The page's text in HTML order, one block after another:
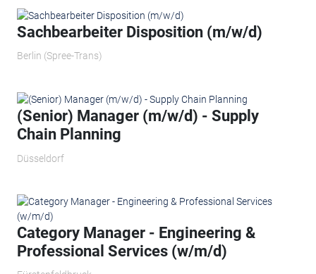
Sachbearbeiter Disposition (m/w/d)
Berlin (Spree-Trans)
(Senior) Manager (m/w/d) - Supply
Chain Planning
Düsseldorf
Category Manager - Engineering &
Professional Services (w/m/d)